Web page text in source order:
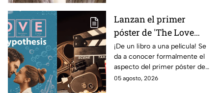
Lanzan el primer
póster de 'The Love
Hypothesis': ¿cuándo
se estrena y de qué
trata la serie de Lili
Reinhart y Tom
¡De un libro a una película! Se
da a conocer formalmente el
aspecto del primer póster de
‘The Love Hypothesis’, dando
05 agosto, 2026